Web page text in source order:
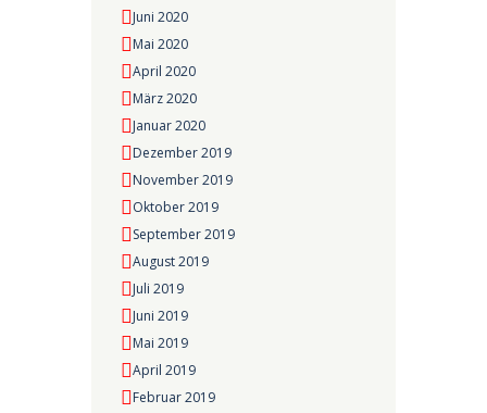
Juni 2020
Mai 2020
April 2020
März 2020
Januar 2020
Dezember 2019
November 2019
Oktober 2019
September 2019
August 2019
Juli 2019
Juni 2019
Mai 2019
April 2019
Februar 2019